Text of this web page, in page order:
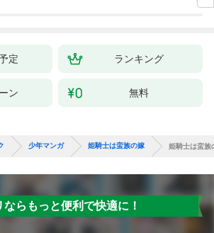
定 ランキング
ン 無料
少年マンガ 姫騎士は蛮族の嫁 姫騎士は蛮族
ならもっと便利で快適に！